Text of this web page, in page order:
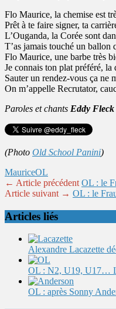
Flo Maurice, la chemise est
Prêt à te faire signer, ta
L’Ouganda, la Corée sont
T’as jamais touché un ballon
Flo Maurice, une barbe très
Je connais ton plat préféré, la
Sauter un rendez-vous ça ne
On m’appelle Recrutator,
Paroles et chants Eddy Fleck
(Photo Old School Panini)
MauriceOL
← Article précédent OL : le
Article suivant → OL : le
Articles liés
Alexandre Lacazette
OL : N2, U19, U17…
OL : après Sonny